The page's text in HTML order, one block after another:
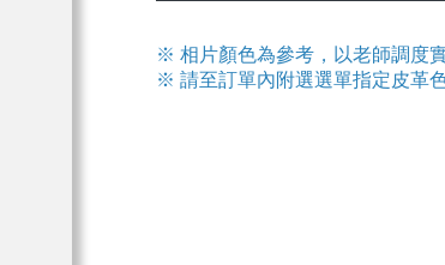
※ 相片顏色為參考，以老師調度
※ 請至訂單內附選選單指定皮革色